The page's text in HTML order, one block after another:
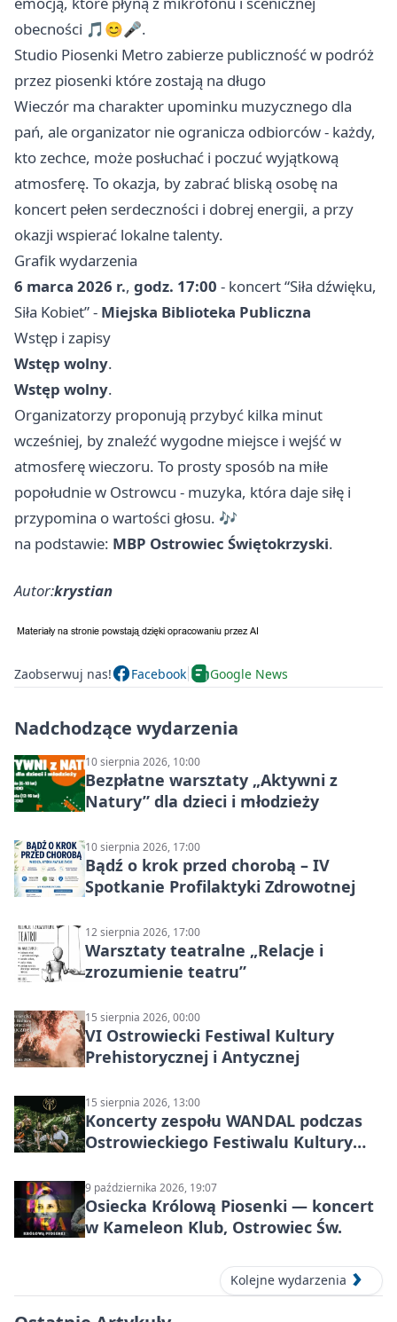
obecności 🎵😊🎤.
Studio Piosenki Metro zabierze publiczność w podróż
przez piosenki które zostają na długo
Wieczór ma charakter upominku muzycznego dla
pań, ale organizator nie ogranicza odbiorców - każdy,
kto zechce, może posłuchać i poczuć wyjątkową
atmosferę. To okazja, by zabrać bliską osobę na
koncert pełen serdeczności i dobrej energii, a przy
okazji wspierać lokalne talenty.
Grafik wydarzenia
6 marca 2026 r., godz. 17:00 - koncert “Siła dźwięku,
Siła Kobiet” - Miejska Biblioteka Publiczna
Wstęp i zapisy
Wstęp wolny.
Wstęp wolny.
Organizatorzy proponują przybyć kilka minut
wcześniej, by znaleźć wygodne miejsce i wejść w
atmosferę wieczoru. To prosty sposób na miłe
popołudnie w Ostrowcu - muzyka, która daje siłę i
przypomina o wartości głosu. 🎶
na podstawie: MBP Ostrowiec Świętokrzyski.
Autor:krystian
Zaobserwuj nas! Facebook Google News
Nadchodzące wydarzenia
10 sierpnia 2026, 10:00
Bezpłatne warsztaty „Aktywni z
Natury” dla dzieci i młodzieży
10 sierpnia 2026, 17:00
Bądź o krok przed chorobą – IV
Spotkanie Profilaktyki Zdrowotnej
12 sierpnia 2026, 17:00
Warsztaty teatralne „Relacje i
zrozumienie teatru”
15 sierpnia 2026, 00:00
VI Ostrowiecki Festiwal Kultury
Prehistorycznej i Antycznej
15 sierpnia 2026, 13:00
Koncerty zespołu WANDAL podczas
Ostrowieckiego Festiwalu Kultury
9 października 2026, 19:07
Osiecka Królową Piosenki — koncert
w Kameleon Klub, Ostrowiec Św.
Kolejne wydarzenia